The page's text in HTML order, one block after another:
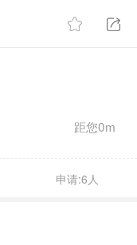
距您0m
申请:6人